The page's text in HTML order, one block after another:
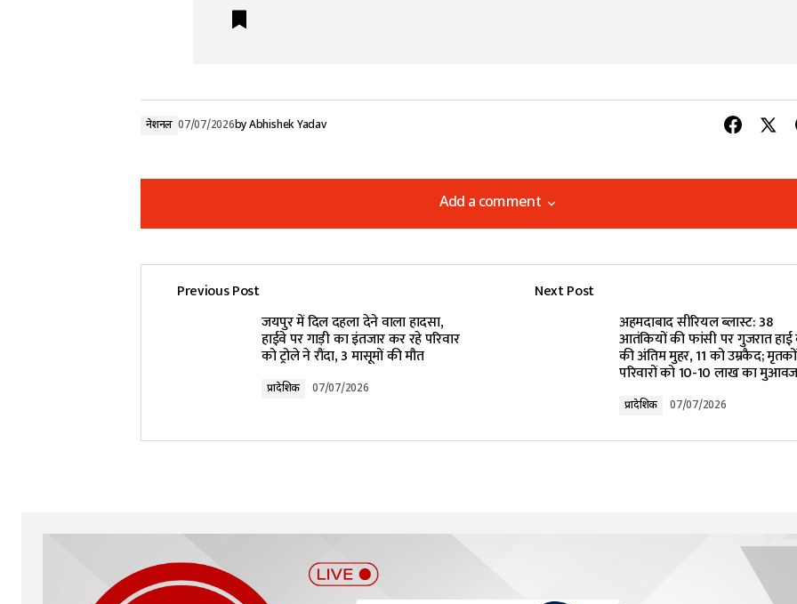
नेशनल 07/07/2026byAbhishek Yadav
Add a comment
Add a comment
Your email address will not be published.
Submit Comment
Previous Post
जयपुर में दिल दहला देने वाला हादसा,
हाईवे पर गाड़ी का इंतजार कर रहे परिवार
को ट्रोले ने रौंदा, 3 मासूमों की मौत
प्रादेशिक 07/07/2026
Next Post
अहमदाबाद सीरियल ब्लास्ट: 38
आतंकियों की फांसी पर गुजरात हाई
की अंतिम मुहर, 11 को उम्रकैद;
परिवारों को 10-10 लाख का
प्रादेशिक 07/07/2026